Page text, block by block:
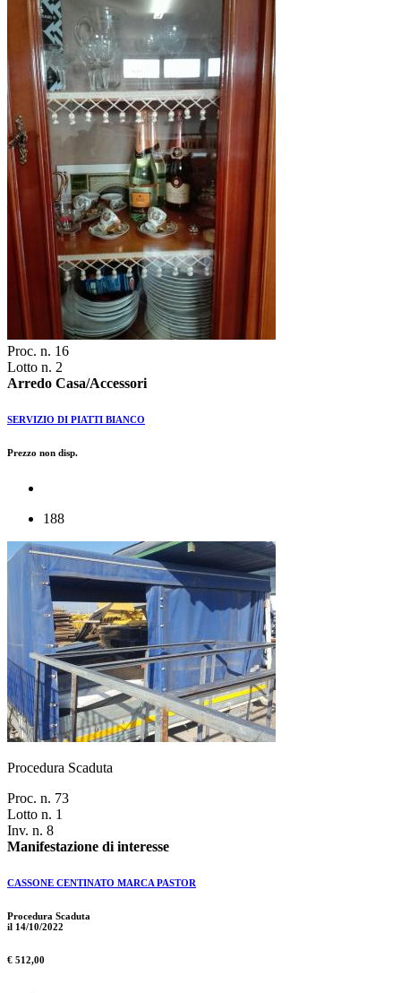
Proc. n. 16
Lotto n. 2
Arredo Casa/Accessori
SERVIZIO DI PIATTI BIANCO
Prezzo non disp.
188
Procedura Scaduta
Proc. n. 73
Lotto n. 1
Inv. n. 8
Manifestazione di interesse
CASSONE CENTINATO MARCA PASTOR
Procedura Scaduta
il 14/10/2022
€ 512,00